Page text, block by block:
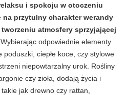
i spokoju w otoczeniu
na przytulny charakter werandy
atmosfery sprzyjającej
Wybierając odpowiednie elementy
ciepłe koce, czy stylowe
niepowtarzalny urok. Rośliny
czy zioła, dodają życia i
jak drewno czy rattan,